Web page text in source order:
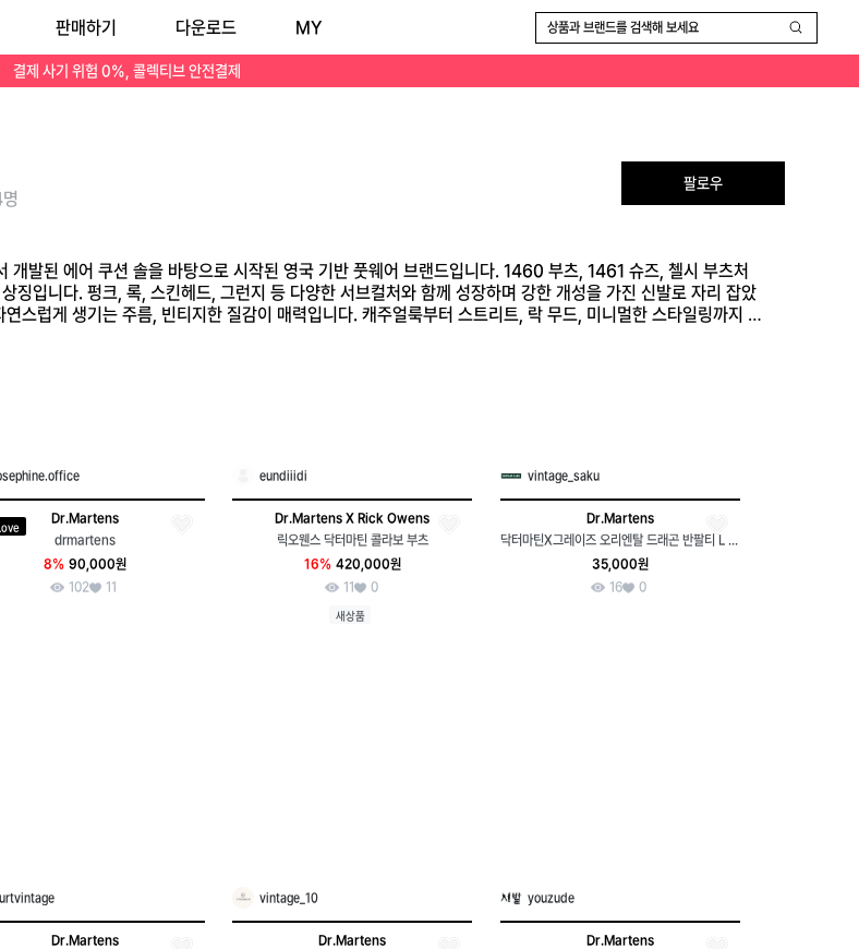
, 록, 스킨헤드, 그런지 등 다양한 서브컬처와 함께 성장하며 강한 개성을 가진 신발로 자리 잡았습니다. 튼튼한 가죽 소재와 오래 신을수록 자연스럽게 생기는 주름, 빈티지한 질감이 매력입니다. 캐주얼룩부터 스트리트, 락 무드, 미니멀한 스타일링까지 폭넓게 어울리는 브랜드입니다.
결제 사기 위험 0%, 콜렉티브 안전결제
판매하기 다운로드 MY 상품과 브랜드를 검색해 보세요
팔로우
발된 에어 쿠션 솔을 바탕으로 시작된 영국 기반 풋웨어 브랜드입니다. 1460 부츠, 1461 슈즈, 첼시 부츠처
징입니다. 펑크, 록, 스킨헤드, 그런지 등 다양한 서브컬처와 함께 성장하며 강한 개성을 가진 신발로 자리 잡았
스럽게 생기는 주름, 빈티지한 질감이 매력입니다. 캐주얼룩부터 스트리트, 락 무드, 미니멀한 스타일링까지 폭
Dr.Martens
drmartens
8% 90,000원
102
11
eundiiidi
Dr.Martens X Rick Owens
릭오웬스 닥터마틴 콜라보 부츠
16% 420,000원
11
0
새상품
vintage_saku
Dr.Martens
닥터마틴X그레이즈 오리엔탈 드래곤 반팔티 L C13556
35,000원
16
0
Dr.Martens
vintage_10
Dr.Martens
youzude
Dr.Martens